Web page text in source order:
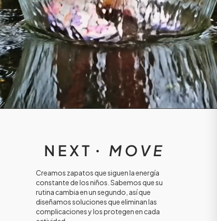
Creamos zapatos que siguen la energía
constante de los niños. Sabemos que su
rutina cambia en un segundo, así que
diseñamos soluciones que eliminan las
complicaciones y los protegen en cada